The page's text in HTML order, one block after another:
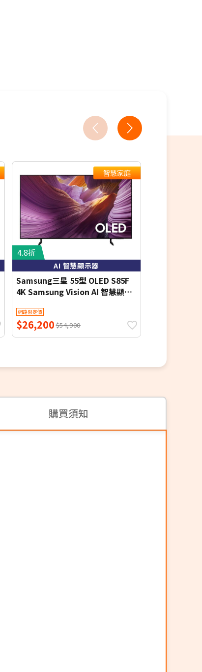
智慧家庭
4.8折
AI 智慧顯示器
Samsung三星 55型 OLED S85F
4K Samsung Vision AI 智慧顯示
安裝 【智慧家庭】
網路限定價
$26,200$54,900
購買須知